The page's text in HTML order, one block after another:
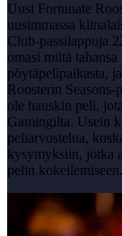
Uusi Fortunate
uusimmassa
Club-passilappuja
omasi miltä
pöytäpelipaikasta,
Roosterin
ole hauskin peli,
Gamingilta. Usein
peliarvostelua,
kysymyksiin, jotka
pelin kokeilemiseen.